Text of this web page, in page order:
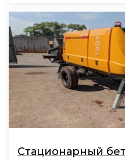
Стационарный